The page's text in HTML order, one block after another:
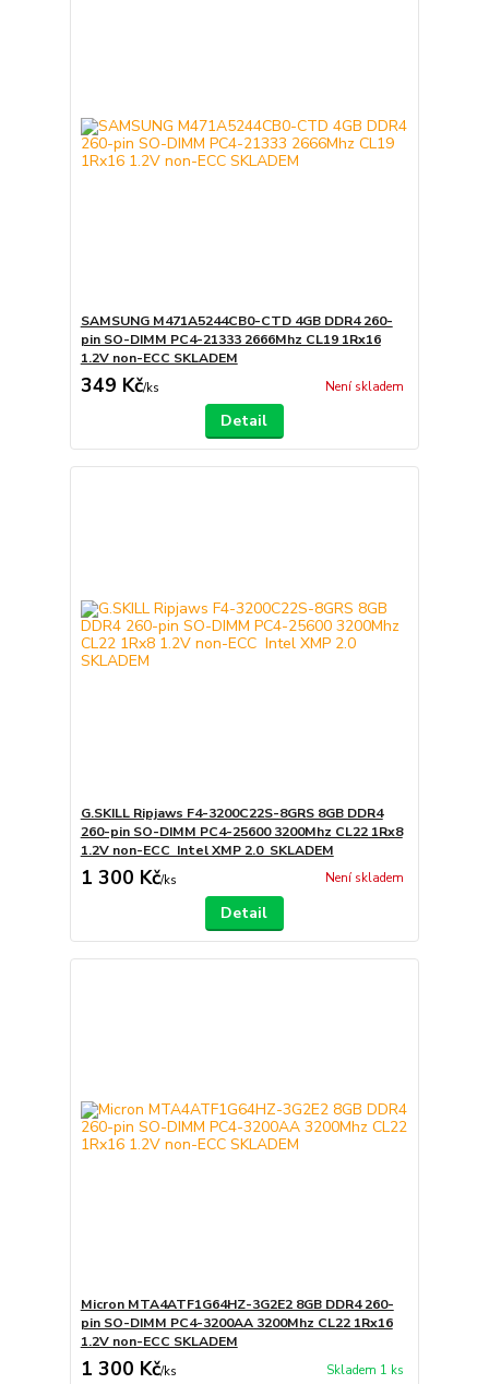
SAMSUNG M471A5244CB0-CTD 4GB DDR4 260-
pin SO-DIMM PC4-21333 2666Mhz CL19 1Rx16
1.2V non-ECC SKLADEM
349 Kč/ks Není skladem
Detail
G.SKILL Ripjaws F4-3200C22S-8GRS 8GB DDR4
260-pin SO-DIMM PC4-25600 3200Mhz CL22 1Rx8
1.2V non-ECC Intel XMP 2.0 SKLADEM
1 300 Kč/ks Není skladem
Detail
Micron MTA4ATF1G64HZ-3G2E2 8GB DDR4 260-
pin SO-DIMM PC4-3200AA 3200Mhz CL22 1Rx16
1.2V non-ECC SKLADEM
1 300 Kč/ks Skladem 1 ks